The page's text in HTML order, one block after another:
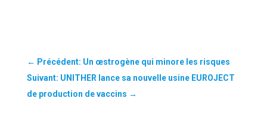
← Précédent: Un œstrogène qui minore les risques
Suivant: UNITHER lance sa nouvelle usine EUROJECT
de production de vaccins →